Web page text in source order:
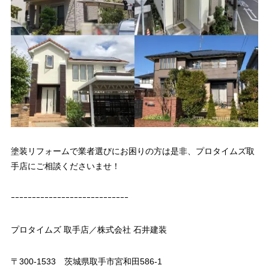
塗装リフォームで業者選びにお困りの方は是非、プロタイムズ取
手店にご相談くださいませ！
ｰｰｰｰｰｰｰｰｰｰｰｰｰｰｰｰｰｰｰｰｰｰｰｰｰｰｰｰ
プロタイムズ 取手店／株式会社 石井建装
〒300-1533 茨城県取手市宮和田586-1